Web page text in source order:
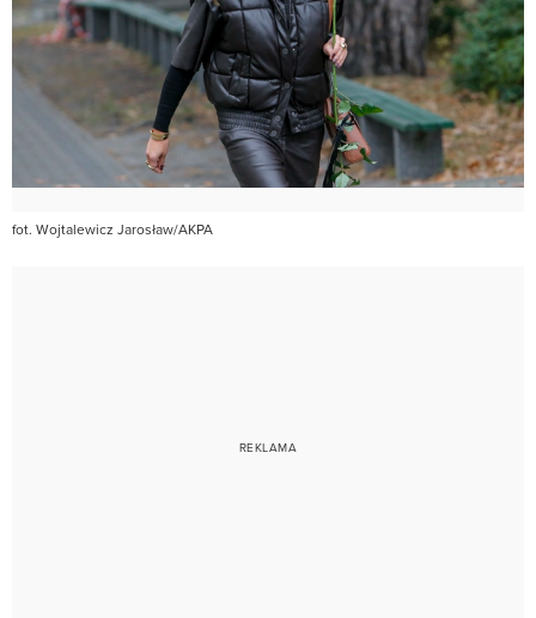
fot. Wojtalewicz Jarosław/AKPA